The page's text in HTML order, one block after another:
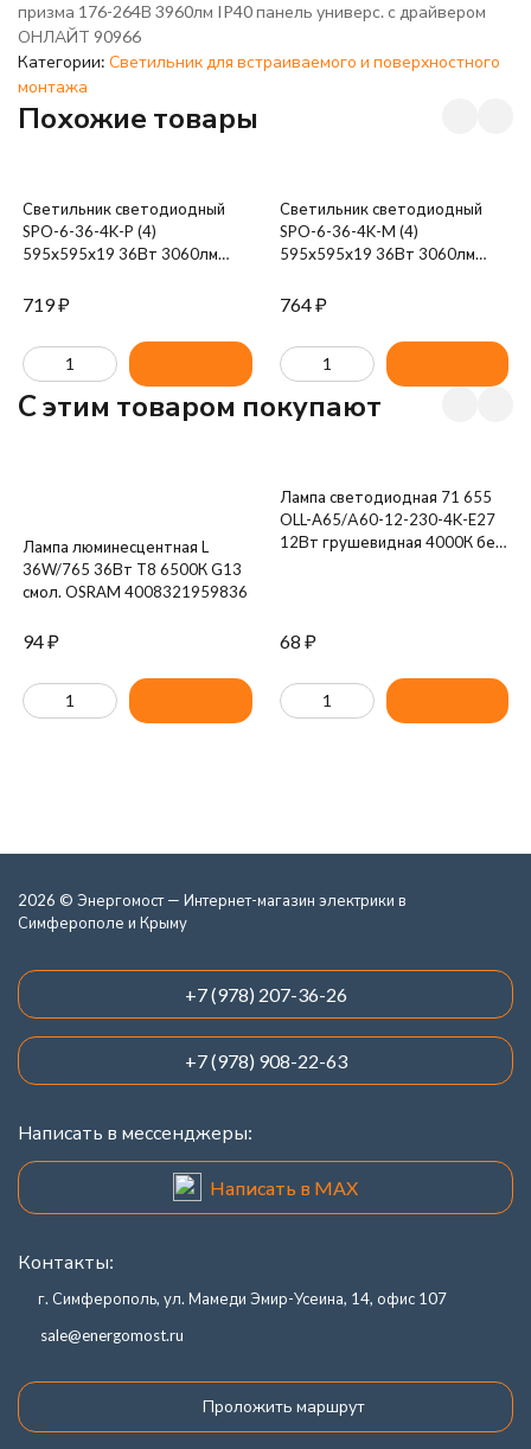
призма 176-264В 3960лм IP40 панель универс. с драйвером
ОНЛАЙТ 90966
Категории: Светильник для встраиваемого и поверхностного
монтажа
Похожие товары
Светильник светодиодный
SPO-6-36-4K-P (4)
595х595х19 36Вт 3060лм
драйвером) ЭРА Б0039057
719₽
Светильник светодиодный
SPO-6-36-4K-M (4)
595х595х19 36Вт 3060лм
драйвером) ЭРА Б0039319
764₽
C этим товаром покупают
Лампа люминесцентная L
36W/765 36Вт T8 6500К G13
смол. OSRAM 4008321959836
94₽
Лампа светодиодная 71 655
OLL-A65/А60-12-230-4K-E27
12Вт грушевидная 4000К бел.
68 ₽
2026 © Энергомост — Интернет-магазин электрики в
Симферополе и Крыму
+7 (978) 207-36-26
+7 (978) 908-22-63
Написать в мессенджеры:
Написать в MAX
Контакты:
г. Симферополь, ул. Мамеди Эмир-Усеина, 14, офис 107
sale@energomost.ru
Проложить маршрут